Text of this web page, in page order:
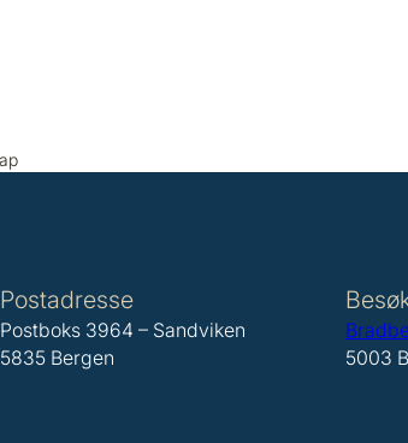
Postadresse
Postboks 3964 – Sandviken
5835 Bergen
5003